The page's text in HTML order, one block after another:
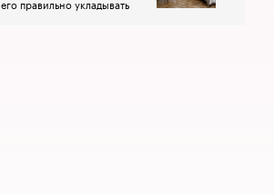
его правильно укладывать